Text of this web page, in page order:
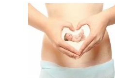
различных
заболеваний?